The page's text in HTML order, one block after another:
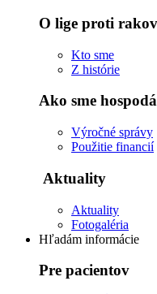
O lige proti
Kto sme
Z histórie
Ako sme
Výročné správy
Použitie financií
Aktuality
Aktuality
Fotogaléria
Hľadám informácie
Pre pacientov